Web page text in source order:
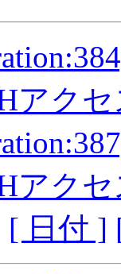
アク
アク
[ 日付 ]